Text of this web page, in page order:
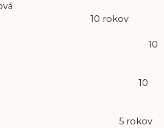
10 rokov
10
10
5 rokov